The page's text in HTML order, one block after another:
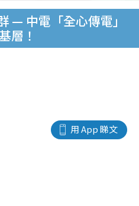
— 中電「全心傳電」
層！
用 App 睇文